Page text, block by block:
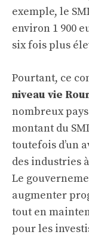
exemple, le
environ 1 900
six fois plus
Pourtant, ce
niveau vie
nombreux
montant du
toutefois d’un
des industries
Le
augmenter
tout en
pour les